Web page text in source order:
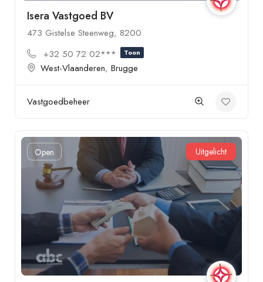
Isera Vastgoed BV
473 Gistelse Steenweg, 8200
+32 50 72 02***
Toon
West-Vlaanderen, Brugge
Vastgoedbeheer
Open Uitgelicht